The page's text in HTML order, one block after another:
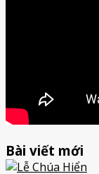
Bài viết mới